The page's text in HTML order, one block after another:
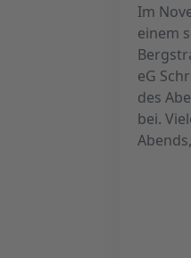
Im
einem
eG
des
bei.